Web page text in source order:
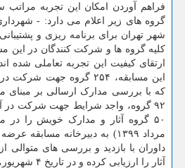
فراهم آوردن امکان این تجربه مراتب
گروه های زیر اعلام می دارد: -
شهر تهران برای برنامه ریزی و
کلیه گروه ها و شرکت کنندگان در این
ارتقای کیفیت این تجربه تعاملی شده
این مسابقه، ۲۵۴ گروه جهت
که با بررسی مدارک ارسالی بر مبنای
۹۲ گروه، واجد شرایط جهت شرکت در
مرداد ۱۳۹۹) به دبیرخانه
آثار را